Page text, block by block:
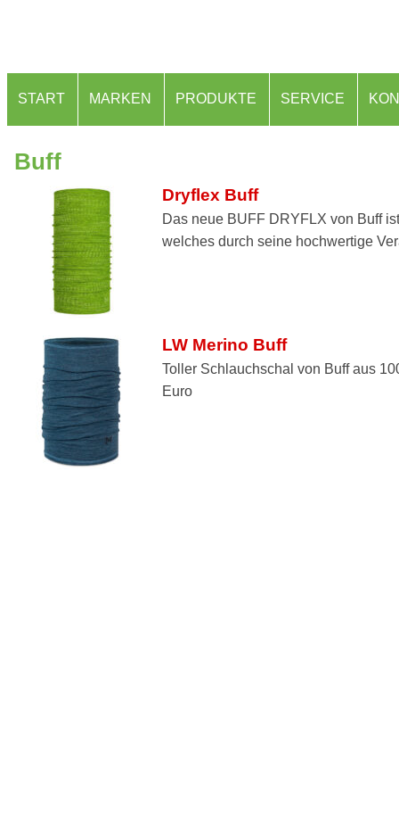
START MARKEN PRODUKTE SERVICE
Buff
Dryflex Buff
Das neue BUFF DRYFLX von Buff
welches durch seine hochwertige
LW Merino Buff
Toller Schlauchschal von Buff aus
Euro